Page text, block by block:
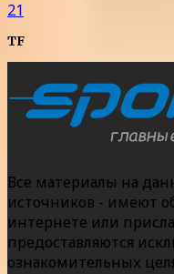
21
TF
Все материалы на
источников - имеют
интернете или
предоставляются
ознакомительных